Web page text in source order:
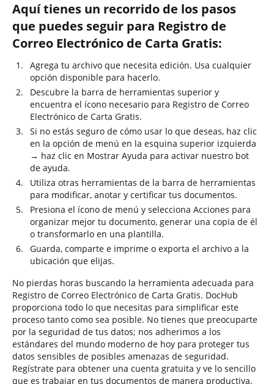
Aquí tienes un recorrido de los pasos
que puedes seguir para Registro de
Correo Electrónico de Carta Gratis:
Agrega tu archivo que necesita edición. Usa cualquier
opción disponible para hacerlo.
Descubre la barra de herramientas superior y
encuentra el ícono necesario para Registro de Correo
Electrónico de Carta Gratis.
Si no estás seguro de cómo usar lo que deseas, haz clic
en la opción de menú en la esquina superior izquierda
→ haz clic en Mostrar Ayuda para activar nuestro bot
de ayuda.
Utiliza otras herramientas de la barra de herramientas
para modificar, anotar y certificar tus documentos.
Presiona el ícono de menú y selecciona Acciones para
organizar mejor tu documento, generar una copia de él
o transformarlo en una plantilla.
Guarda, comparte e imprime o exporta el archivo a la
ubicación que elijas.
No pierdas horas buscando la herramienta adecuada para
Registro de Correo Electrónico de Carta Gratis. DocHub
proporciona todo lo que necesitas para simplificar este
proceso tanto como sea posible. No tienes que preocuparte
por la seguridad de tus datos; nos adherimos a los
estándares del mundo moderno de hoy para proteger tus
datos sensibles de posibles amenazas de seguridad.
Regístrate para obtener una cuenta gratuita y ve lo sencillo
que es trabajar en tus documentos de manera productiva.